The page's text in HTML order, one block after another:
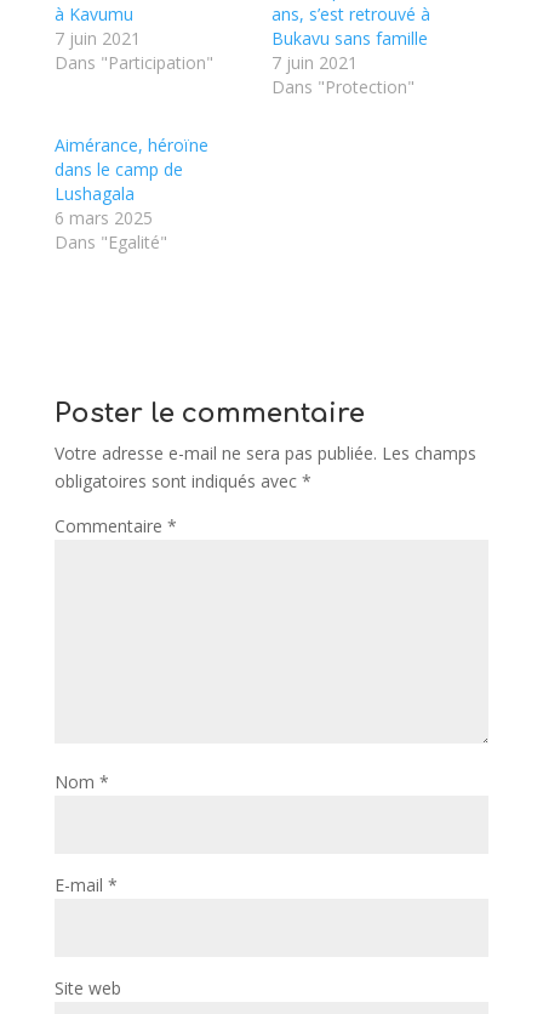
à Kavumu
7 juin 2021
Dans "Participation"
ans, s’est retrouvé à
Bukavu sans famille
7 juin 2021
Dans "Protection"
Aimérance, héroïne
dans le camp de
Lushagala
6 mars 2025
Dans "Egalité"
Poster le commentaire
Votre adresse e-mail ne sera pas publiée. Les champs
obligatoires sont indiqués avec *
Commentaire *
Nom *
E-mail *
Site web